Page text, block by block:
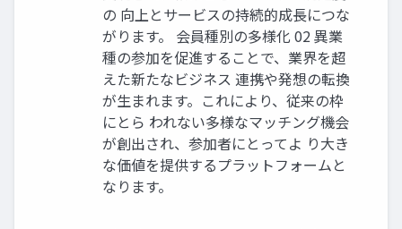
の 向上とサービスの持続的成長につな
がります。 会員種別の多様化 02 異業
種の参加を促進することで、業界を超
えた新たなビジネス 連携や発想の転換
が生まれます。これにより、従来の枠
にとら われない多様なマッチング機会
が創出され、参加者にとってよ り大き
な価値を提供するプラットフォームと
なります。